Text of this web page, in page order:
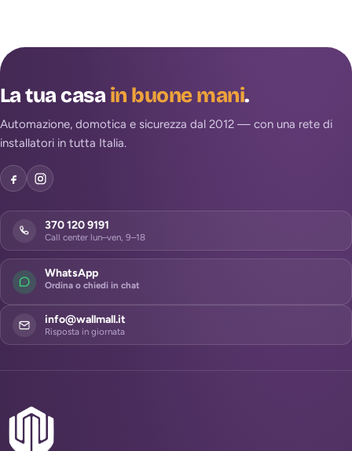
La tua casain buone mani.
Automazione, domotica e sicurezza dal 2012 — con una rete di
installatori in tutta Italia.
370 120 9191
Call center lun–ven, 9–18
WhatsApp
Ordina o chiedi in chat
info@wallmall.it
Risposta in giornata